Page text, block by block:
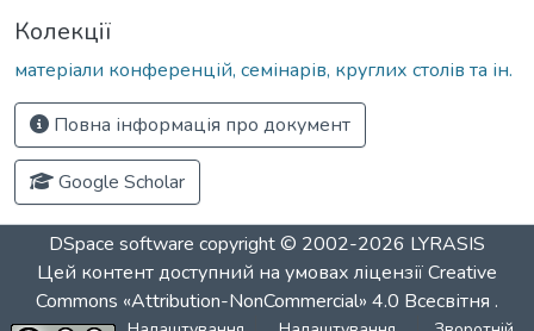
Колекції
матеріали конференцій, семінарів, круглих столів та ін.
Повна інформація про документ
Google Scholar
DSpace software copyright © 2002-2026 LYRASIS
Цей контент доступний на умовах ліцензіїCreative
Commons «Attribution-NonCommercial» 4.0 Всесвітня .